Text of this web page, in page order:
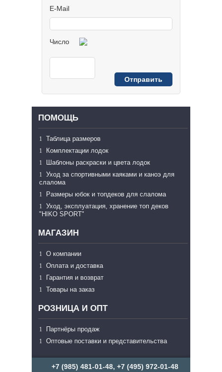
E-Mail
Число
ПОМОЩЬ
Таблица размеров
Комплектации лодок
Шаблоны раскраски и цвета лодок
Уход за спортивными каяками и каноэ для
слалома
Размеры юбок и топдеков для слалома
Уход, эксплуатация, хранение топ деков
"HIKO SPORT"
МАГАЗИН
О компании
Оплата и доставка
Гарантия и возврат
Товары на заказ
РОЗНИЦА И ОПТ
Партнёры продаж
Оптовые поставки и представительства
+7 (985) 481-01-48, +7 (495) 972-01-48